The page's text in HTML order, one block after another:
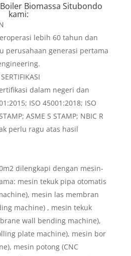
Biomassa Situbondo
kami:
lebih 60 tahun dan
perusahaan generasi pertama
dalam negeri dan
ISO 45001:2018; ISO
ASME S STAMP; NBIC R
perlu ragu atas hasil
dilengkapi dengan mesin-
mesin tekuk pipa otomatis
mesin las membran
machine) , mesin tekuk
wall bending machine),
plate machine), mesin bor
mesin potong (CNC